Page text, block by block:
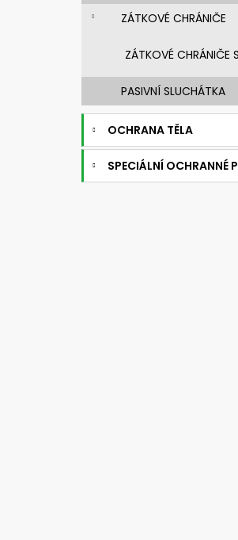
ZÁTKOVÉ CHRÁNIČE
ZÁTKOVÉ CHRÁNIČE
PASIVNÍ SLUCHÁTKA
OCHRANA TĚLA
SPECIÁLNÍ OCHRANNÉ